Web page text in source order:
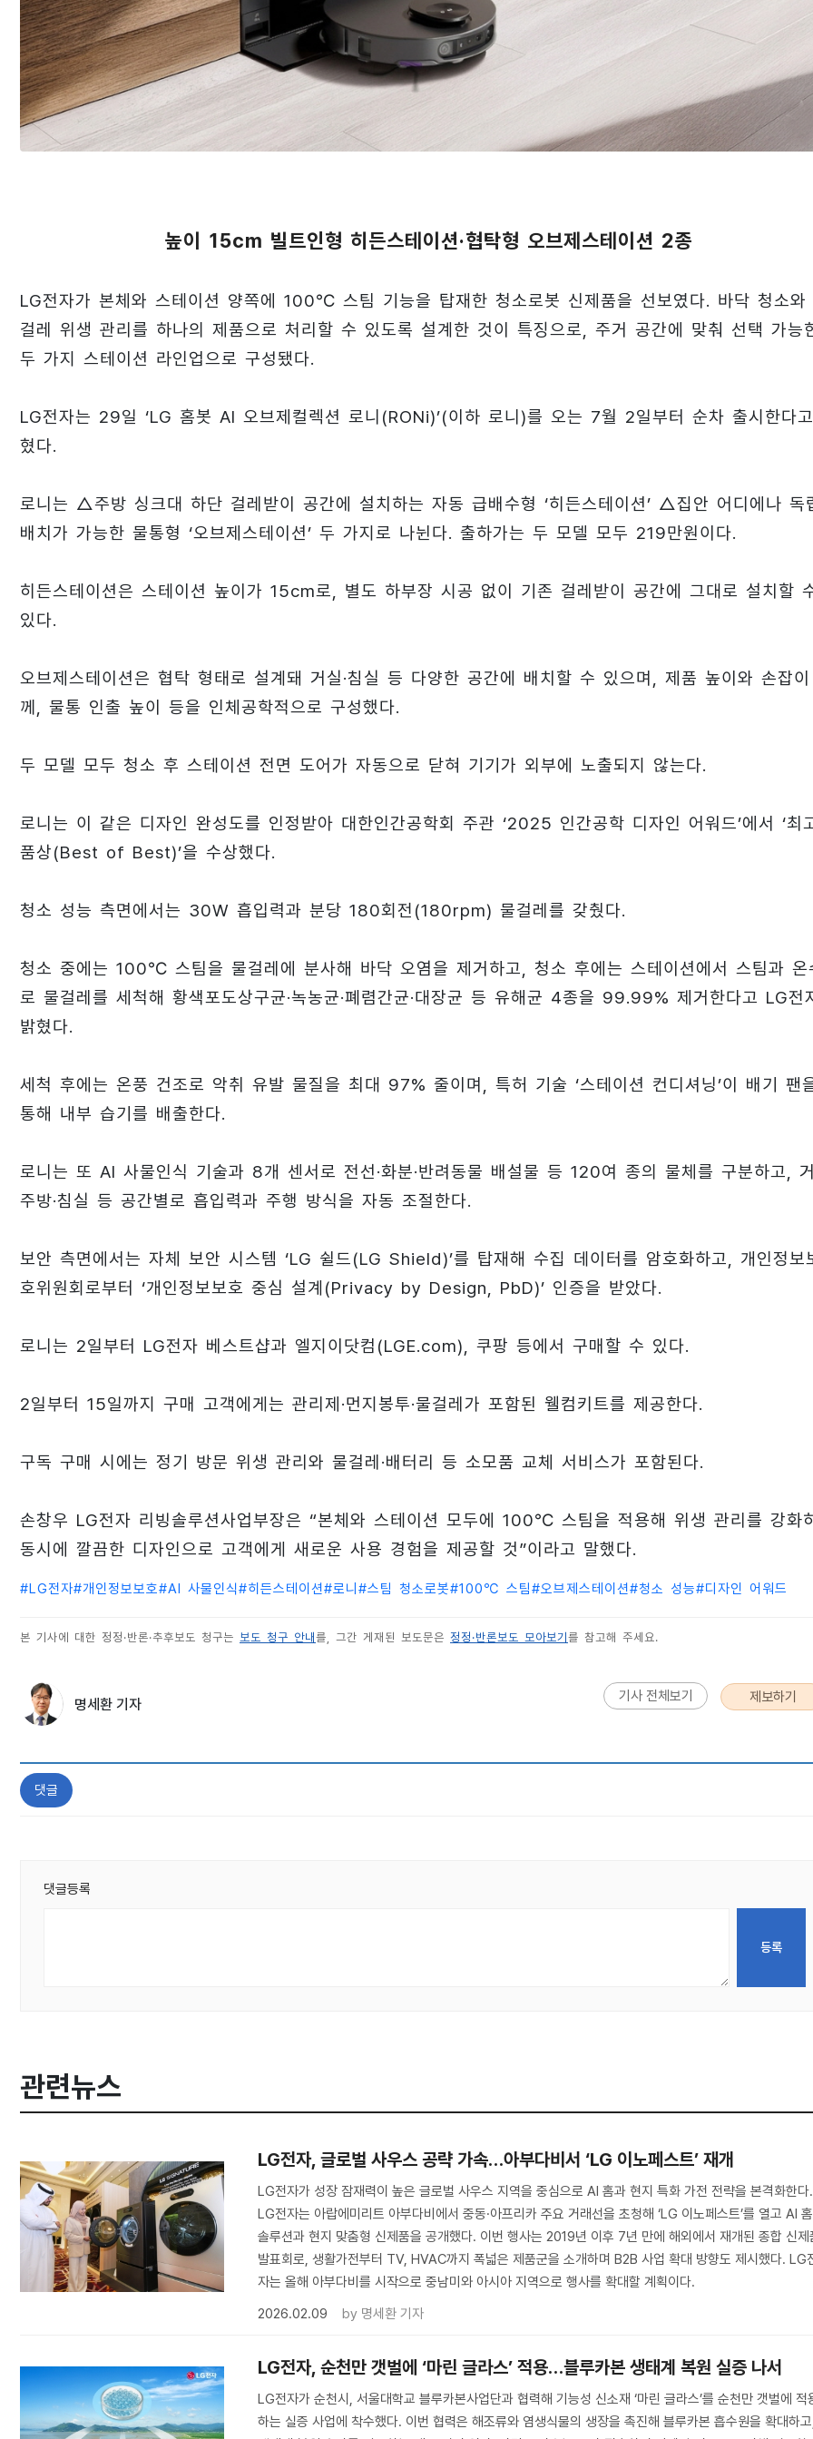
높이 15cm 빌트인형 히든스테이션·협탁형 오브제스테이션 2종
LG전자가 본체와 스테이션 양쪽에 100℃ 스팀 기능을 탑재한 청소로봇 신제품을 선보였다. 바닥 청소와
걸레 위생 관리를 하나의 제품으로 처리할 수 있도록 설계한 것이 특징으로, 주거 공간에 맞춰 선택 가능
두 가지 스테이션 라인업으로 구성됐다.
LG전자는 29일 ‘LG 홈봇 AI 오브제컬렉션 로니(RONi)’(이하 로니)를 오는 7월 2일부터 순차 출시한다
혔다.
로니는 △주방 싱크대 하단 걸레받이 공간에 설치하는 자동 급배수형 ‘히든스테이션’ △집안 어디에나 독
배치가 가능한 물통형 ‘오브제스테이션’ 두 가지로 나뉜다. 출하가는 두 모델 모두 219만원이다.
히든스테이션은 스테이션 높이가 15cm로, 별도 하부장 시공 없이 기존 걸레받이 공간에 그대로 설치할
있다.
오브제스테이션은 협탁 형태로 설계돼 거실·침실 등 다양한 공간에 배치할 수 있으며, 제품 높이와 손잡
께, 물통 인출 높이 등을 인체공학적으로 구성했다.
두 모델 모두 청소 후 스테이션 전면 도어가 자동으로 닫혀 기기가 외부에 노출되지 않는다.
로니는 이 같은 디자인 완성도를 인정받아 대한인간공학회 주관 ‘2025 인간공학 디자인 어워드’에서 ‘최
품상(Best of Best)’을 수상했다.
청소 성능 측면에서는 30W 흡입력과 분당 180회전(180rpm) 물걸레를 갖췄다.
청소 중에는 100℃ 스팀을 물걸레에 분사해 바닥 오염을 제거하고, 청소 후에는 스테이션에서 스팀과 온
로 물걸레를 세척해 황색포도상구균·녹농균·폐렴간균·대장균 등 유해균 4종을 99.99% 제거한다고 LG전
밝혔다.
세척 후에는 온풍 건조로 악취 유발 물질을 최대 97% 줄이며, 특허 기술 ‘스테이션 컨디셔닝’이 배기 팬
통해 내부 습기를 배출한다.
로니는 또 AI 사물인식 기술과 8개 센서로 전선·화분·반려동물 배설물 등 120여 종의 물체를 구분하고,
주방·침실 등 공간별로 흡입력과 주행 방식을 자동 조절한다.
보안 측면에서는 자체 보안 시스템 ‘LG 쉴드(LG Shield)’를 탑재해 수집 데이터를 암호화하고, 개인정보
호위원회로부터 ‘개인정보보호 중심 설계(Privacy by Design, PbD)’ 인증을 받았다.
로니는 2일부터 LG전자 베스트샵과 엘지이닷컴(LGE.com), 쿠팡 등에서 구매할 수 있다.
2일부터 15일까지 구매 고객에게는 관리제·먼지봉투·물걸레가 포함된 웰컴키트를 제공한다.
구독 구매 시에는 정기 방문 위생 관리와 물걸레·배터리 등 소모품 교체 서비스가 포함된다.
손창우 LG전자 리빙솔루션사업부장은 “본체와 스테이션 모두에 100℃ 스팀을 적용해 위생 관리를 강화
동시에 깔끔한 디자인으로 고객에게 새로운 사용 경험을 제공할 것”이라고 말했다.
#LG전자#개인정보보호#AI 사물인식#히든스테이션#로니 #스팀 청소로봇#100℃ 스팀#오브제스테이션#청소 성능#디자인 어워드
본 기사에 대한 정정·반론·추후보도 청구는 보도 청구 안내 를, 그간 게재된 보도문은 정정·반론보도 모아보기 를 참고해 주세요.
명세환 기자 기사 전체보기 제보하기
댓글
댓글등록
관련뉴스
LG전자, 글로벌 사우스 공략 가속…아부다비서 ‘LG 이노페스트’ 재개
LG전자가 성장 잠재력이 높은 글로벌 사우스 지역을 중심으로 AI 홈과 현지 특화 가전 전략을 본격화한다.
LG전자는 아랍에미리트 아부다비에서 중동·아프리카 주요 거래선을 초청해 ‘LG 이노페스트’를 열고 AI 홈
솔루션과 현지 맞춤형 신제품을 공개했다. 이번 행사는 2019년 이후 7년 만에 해외에서 재개된 종합 신제
발표회로, 생활가전부터 TV, HVAC까지 폭넓은 제품군을 소개하며 B2B 사업 확대 방향도 제시했다. LG
자는 올해 아부다비를 시작으로 중남미와 아시아 지역으로 행사를 확대할 계획이다.
2026.02.09
by 명세환 기자
LG전자, 순천만 갯벌에 ‘마린 글라스’ 적용…블루카본 생태계 복원 실증 나서
LG전자가 순천시, 서울대학교 블루카본사업단과 협력해 기능성 신소재 ‘마린 글라스’를 순천만 갯벌에 적
하는 실증 사업에 착수했다. 이번 협력은 해조류와 염생식물의 생장을 촉진해 블루카본 흡수원을 확대하